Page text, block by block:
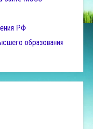
РФ
образования